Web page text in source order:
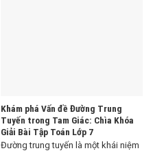
Khám phá Vấn đề Đường Trung
Tuyến trong Tam Giác: Chìa Khóa
Giải Bài Tập Toán Lớp 7
Đường trung tuyến là một khái niệm